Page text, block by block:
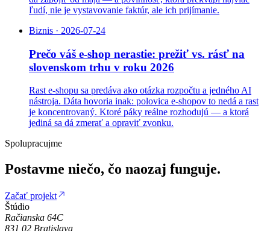
ľudí, nie je vystavovanie faktúr, ale ich prijímanie.
Biznis · 2026-07-24
Prečo váš e-shop nerastie: prežiť vs. rásť na
slovenskom trhu v roku 2026
Rast e-shopu sa predáva ako otázka rozpočtu a jedného AI
nástroja. Dáta hovoria inak: polovica e-shopov to nedá a rast
je koncentrovaný. Ktoré páky reálne rozhodujú — a ktorá
jediná sa dá zmerať a opraviť zvonku.
Spolupracujme
Postavme niečo, čo naozaj funguje.
Začať projekt
Štúdio
Račianska 64C
831 02 Bratislava